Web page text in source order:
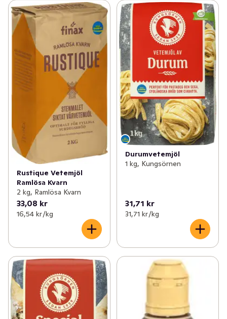
Rustique Vetemjöl
Ramlösa Kvarn
2 kg, Ramlösa Kvarn
33,08 kr
16,54 kr /kg
Durumvetemjöl
1 kg, Kungsörnen
31,71 kr
31,71 kr /kg